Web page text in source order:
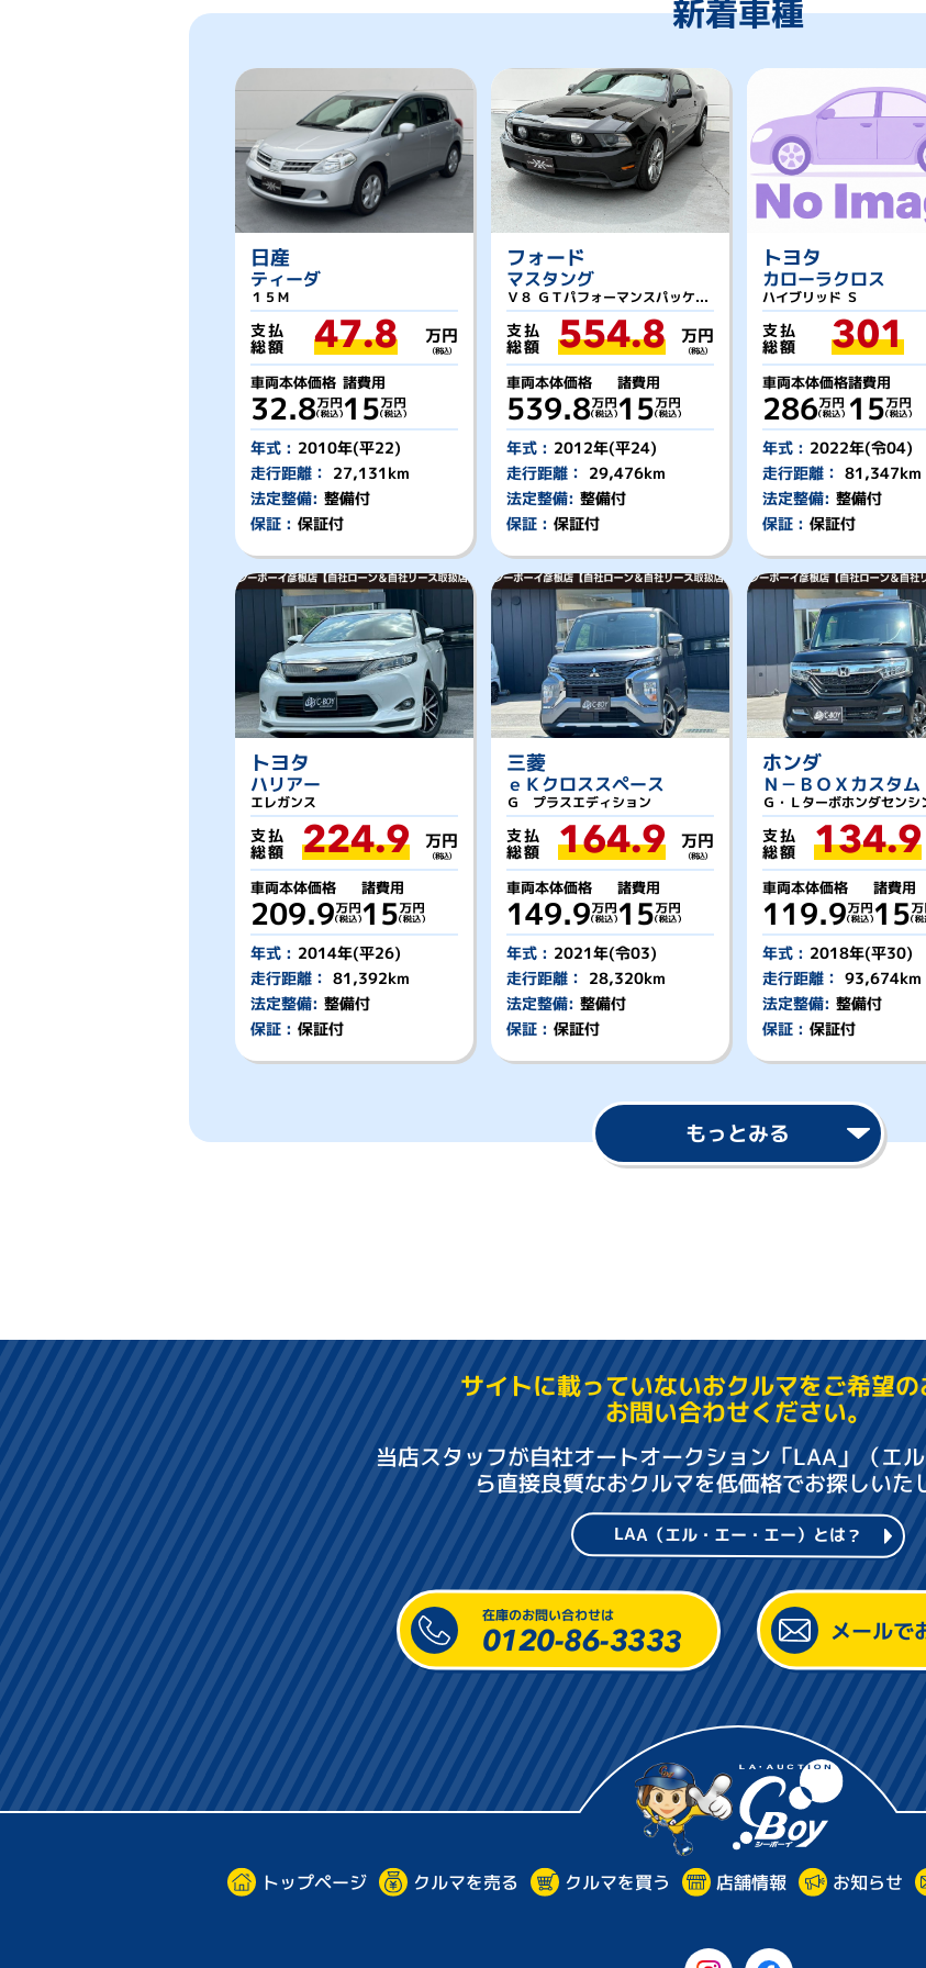
新着車種
日産
ティーダ
１５Ｍ
支払
総額 47.8 万円
（税込）
車両本体価格
32.8
諸費用
15
年式 : 2010年(平22)
走行距離： 27,131km
法定整備: 整備付
保証 : 保証付
フォード
マスタング
Ｖ８ ＧＴパフォーマンスパッケ...
支払
総額 554.8 万円
（税込）
車両本体価格
539.8
諸費用
15
年式 : 2012年(平24)
走行距離： 29,476km
法定整備: 整備付
保証 : 保証付
トヨタ
カローラクロス
ハイブリッド Ｓ
支払
総額 301
車両本体価格
286
諸費用
15
年式 : 2022年(令04)
走行距離： 81,347km
法定整備: 整備付
保証 : 保証付
トヨタ
ハリアー
エレガンス
支払
総額 224.9 万円
（税込）
車両本体価格
209.9
諸費用
15
年式 : 2014年(平26)
走行距離： 81,392km
法定整備: 整備付
保証 : 保証付
三菱
ｅＫクロススペース
Ｇ プラスエディション
支払
総額 164.9 万円
（税込）
車両本体価格
149.9
諸費用
15
年式 : 2021年(令03)
走行距離： 28,320km
法定整備: 整備付
保証 : 保証付
ホンダ
Ｎ－ＢＯＸカスタム
Ｇ・Ｌターボホンダセンシ
支払
総額 134.9
車両本体価格
119.9
諸費用
15
年式 : 2018年(平30)
走行距離： 93,674km
法定整備: 整備付
保証 : 保証付
もっとみる
サイトに載っていないおクルマをご希望
お問い合わせください。
当店スタッフが自社オートオークション「LAA」（エ
ら直接良質なおクルマを低価格でお探しいた
LAA（エル・エー・エー）とは？
在庫のお問い合わせは
0120-86-3333 メールで
トップページ クルマを売る クルマを買う 店舗情報 お知らせ